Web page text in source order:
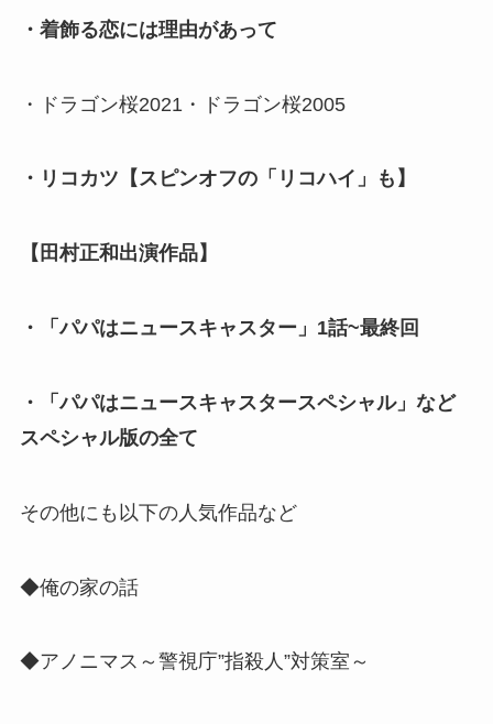
・着飾る恋には理由があって
・ドラゴン桜2021・ドラゴン桜2005
・リコカツ【スピンオフの「リコハイ」も】
【田村正和出演作品】
・「パパはニュースキャスター」1話~最終回
・「パパはニュースキャスタースペシャル」など
スペシャル版の全て
その他にも以下の人気作品など
◆俺の家の話
◆アノニマス～警視庁”指殺人”対策室～